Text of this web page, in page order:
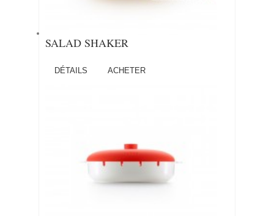
SALAD SHAKER
DÉTAILS ACHETER